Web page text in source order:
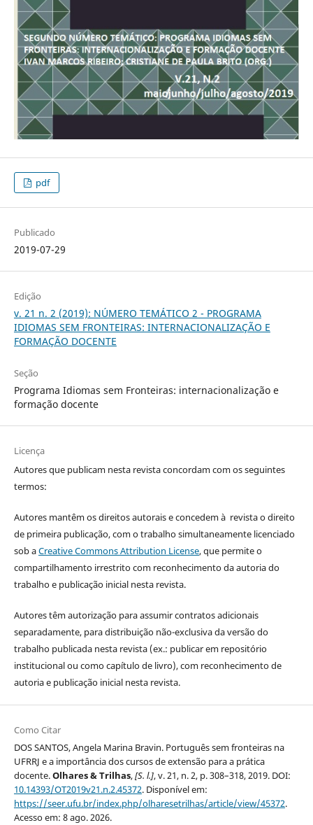
pdf
Publicado
2019-07-29
Edição
v. 21 n. 2 (2019): NÚMERO TEMÁTICO 2 - PROGRAMA
IDIOMAS SEM FRONTEIRAS: INTERNACIONALIZAÇÃO E
FORMAÇÃO DOCENTE
Seção
Programa Idiomas sem Fronteiras: internacionalização e
formação docente
Licença
Autores que publicam nesta revista concordam com os seguintes
termos:
Autores mantêm os direitos autorais e concedem à revista o direito
de primeira publicação, com o trabalho simultaneamente licenciado
sob aCreative Commons Attribution License, que permite o
compartilhamento irrestrito com reconhecimento da autoria do
trabalho e publicação inicial nesta revista.
Autores têm autorização para assumir contratos adicionais
separadamente, para distribuição não-exclusiva da versão do
trabalho publicada nesta revista (ex.: publicar em repositório
institucional ou como capítulo de livro), com reconhecimento de
autoria e publicação inicial nesta revista.
Como Citar
DOS SANTOS, Angela Marina Bravin. Português sem fronteiras na
UFRRJ e a importância dos cursos de extensão para a prática
docente.Olhares & Trilhas,[S. l.], v. 21, n. 2, p. 308–318, 2019. DOI:
10.14393/OT2019v21.n.2.45372. Disponível em:
https://seer.ufu.br/index.php/olharesetrilhas/article/view/45372.
Acesso em: 8 ago. 2026.